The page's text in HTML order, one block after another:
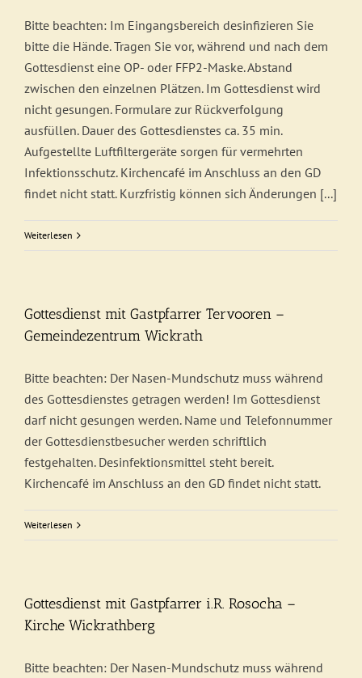
Bitte beachten: Im Eingangsbereich desinfizieren Sie
bitte die Hände. Tragen Sie vor, während und nach dem
Gottesdienst eine OP- oder FFP2-Maske. Abstand
zwischen den einzelnen Plätzen. Im Gottesdienst wird
nicht gesungen. Formulare zur Rückverfolgung
ausfüllen. Dauer des Gottesdienstes ca. 35 min.
Aufgestellte Luftfiltergeräte sorgen für vermehrten
Infektionsschutz. Kirchencafé im Anschluss an den GD
findet nicht statt. Kurzfristig können sich Änderungen [...]
Weiterlesen
Gottesdienst mit Gastpfarrer Tervooren –
Gemeindezentrum Wickrath
Bitte beachten: Der Nasen-Mundschutz muss während
des Gottesdienstes getragen werden! Im Gottesdienst
darf nicht gesungen werden. Name und Telefonnummer
der Gottesdienstbesucher werden schriftlich
festgehalten. Desinfektionsmittel steht bereit.
Kirchencafé im Anschluss an den GD findet nicht statt.
Weiterlesen
Gottesdienst mit Gastpfarrer i.R. Rosocha –
Kirche Wickrathberg
Bitte beachten: Der Nasen-Mundschutz muss während